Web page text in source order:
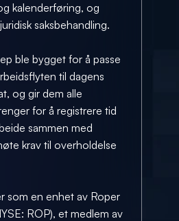
kalenderføring, og
saksbehandling.
ble bygget for å passe
til dagens
og gir dem alle
for å registrere tid
sammen med
krav til overholdelse
som en enhet av Roper
ROP), et medlem av